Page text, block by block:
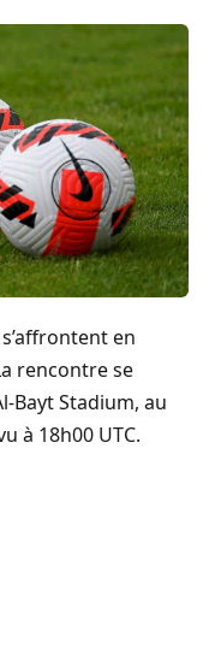
en
rencontre se
Bayt Stadium, au
à 18h00 UTC.